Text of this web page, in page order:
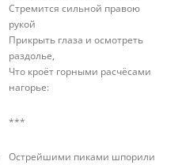
Стремится сильной правою
рукой
Прикрыть глаза и осмотреть
раздолье,
Что кроёт горными расчёсами
нагорье:
***
Острейшими пиками шпорили